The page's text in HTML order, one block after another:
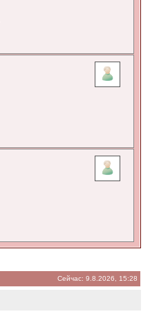
Сейчас: 9.8.2026, 15:28